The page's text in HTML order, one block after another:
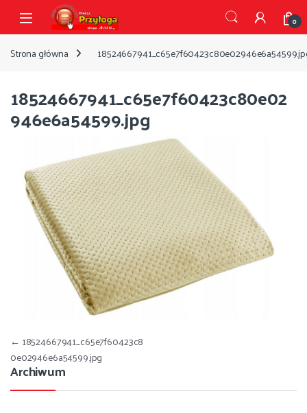
Przejdź do nawigacji
Przejdź do treści
Open 0
Strona główna
18524667941_c65e7f60423c80e02
946e6a54599.jpg
Nawigacja wpisu
← 18524667941_c65e7f60423c8
0e02946e6a54599.jpg
Archiwum